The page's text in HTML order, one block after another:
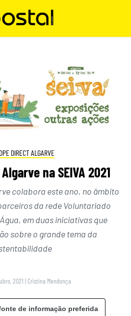
DIRECT ALGARVE
na SEIVA 2021
colabora este ano, no âmbito
da rede Voluntariado
em duas iniciativas que
sobre o grande tema da
2021 | Cristina Mendonça
de informação preferida